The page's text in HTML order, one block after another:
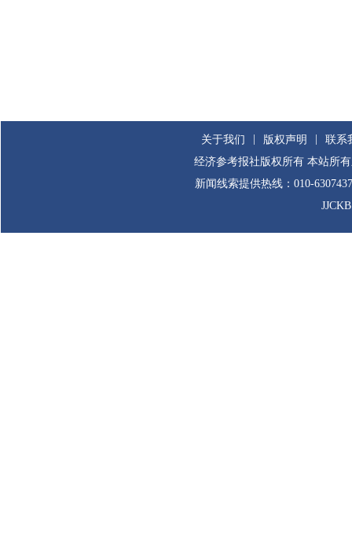
关于我们 版权声明
联系
经济参考报社版权所有 本站所
新闻线索提供热线：010-